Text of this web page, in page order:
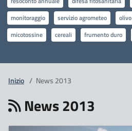
monitoraggio
servizio agrometeo olivo
micotossine
cereali frumento duro
Inizio / News 2013
News 2013